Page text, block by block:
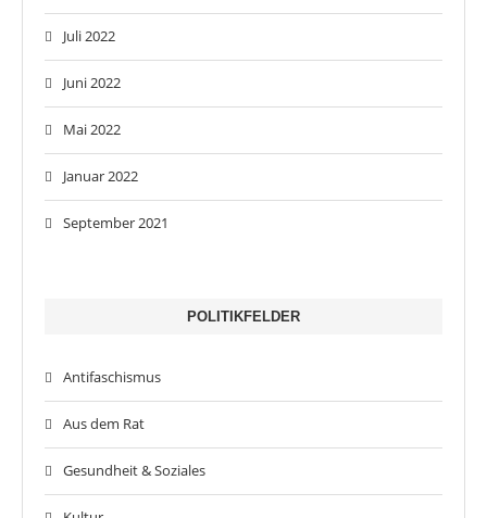
Juli 2022
Juni 2022
Mai 2022
Januar 2022
September 2021
POLITIKFELDER
Antifaschismus
Aus dem Rat
Gesundheit & Soziales